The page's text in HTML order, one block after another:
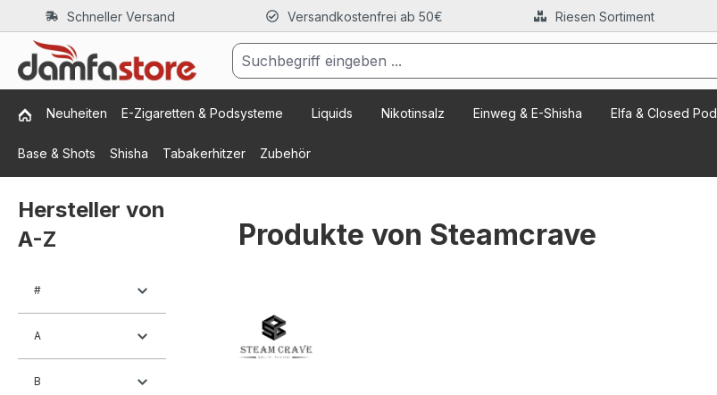
Hauptinhalt springen
Zur Suche springen
Zur Hauptnavigation springen
Schneller Versand Versandkostenfrei ab 50€ Riesen Sortiment
Neuheiten E-Zigaretten & Podsysteme Liquids Nikotinsalz Einweg & E-Shisha Elfa & Closed Pod
Base & Shots Shisha Tabakerhitzer Zubehör
Hersteller von
A-Z
#
A
B
Produkte von Steamcrave